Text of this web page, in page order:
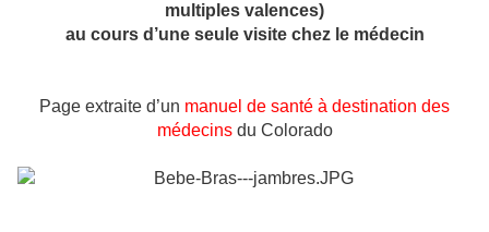
multiples valences)
au cours d’une seule visite chez le médecin
Page extraite d’un manuel de santé à destination des
médecinsdu Colorado